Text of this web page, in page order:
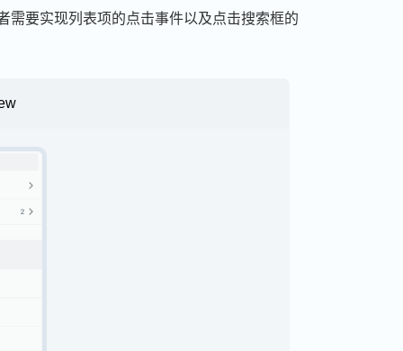
需要实现列表项的点击事件以及点击搜索框的